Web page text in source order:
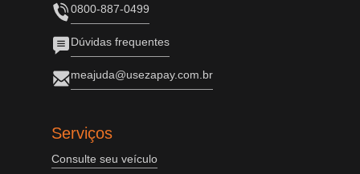
0800-887-0499
Dúvidas frequentes
meajuda@usezapay.com.br
Serviços
Consulte seu veículo